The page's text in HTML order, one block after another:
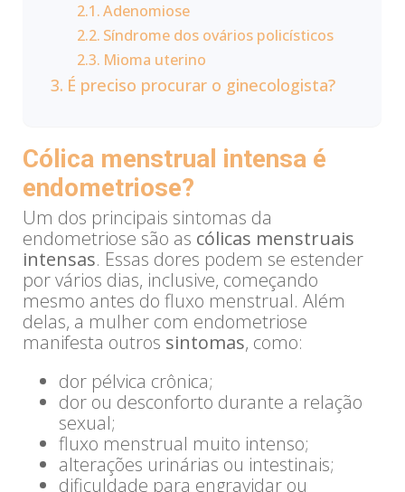
Adenomiose
Síndrome dos ovários policísticos
Mioma uterino
É preciso procurar o ginecologista?
Cólica menstrual intensa é
endometriose?
Um dos principais sintomas da
endometriose são as cólicas menstruais
intensas. Essas dores podem se estender
por vários dias, inclusive, começando
mesmo antes do fluxo menstrual. Além
delas, a mulher com endometriose
manifesta outros sintomas, como:
dor pélvica crônica;
dor ou desconforto durante a relação
sexual;
fluxo menstrual muito intenso;
alterações urinárias ou intestinais;
dificuldade para engravidar ou